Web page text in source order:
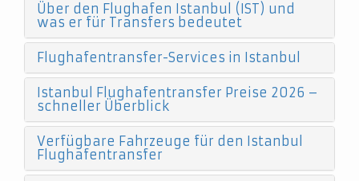
Über den Flughafen Istanbul (IST) und
was er für Transfers bedeutet
Flughafentransfer-Services in Istanbul
Istanbul Flughafentransfer Preise 2026 –
schneller Überblick
Verfügbare Fahrzeuge für den Istanbul
Flughafentransfer